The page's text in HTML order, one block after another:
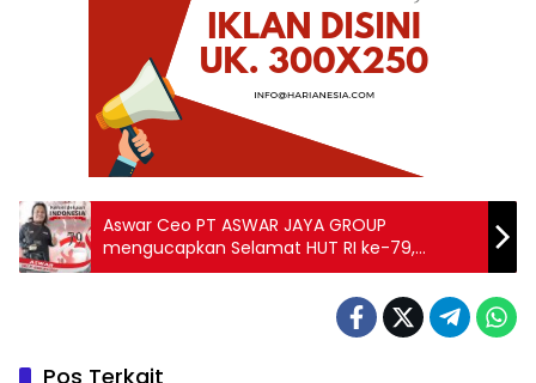
Aswar Ceo PT ASWAR JAYA GROUP
mengucapkan Selamat HUT RI ke-79,
Semangat Baru untuk Nusantara Baru,
Pos Terkait